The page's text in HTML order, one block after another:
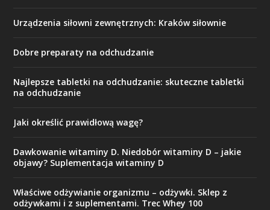
Urządzenia siłowni zewnętrznych: Kraków siłownie
Dobre preparaty na odchudzanie
Najlepsze tabletki na odchudzanie: skuteczne tabletki
na odchudzanie
Jaki określić prawidłową wagę?
Dawkowanie witaminy D. Niedobór witaminy D – jakie
objawy? Suplementacja witaminy D
Właściwe odżywianie organizmu – odżywki. Sklep z
odżywkami i z suplementami. Trec Whey 100